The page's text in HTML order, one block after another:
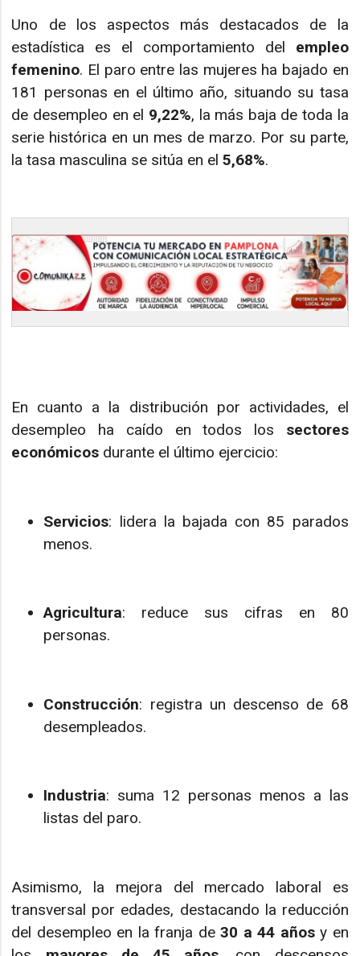
Uno de los aspectos más destacados de la
estadística es el comportamiento del empleo
femenino. El paro entre las mujeres ha bajado en
181 personas en el último año, situando su tasa
de desempleo en el 9,22%, la más baja de toda la
serie histórica en un mes de marzo. Por su parte,
la tasa masculina se sitúa en el5,68%.
En cuanto a la distribución por actividades, el
desempleo ha caído en todos los sectores
económicos durante el último ejercicio:
Servicios: lidera la bajada con 85 parados
menos.
Agricultura: reduce sus cifras en 80
personas.
Construcción: registra un descenso de 68
desempleados.
Industria: suma 12 personas menos a las
listas del paro.
Asimismo, la mejora del mercado laboral es
transversal por edades, destacando la reducción
del desempleo en la franja de30 a 44 añosy en